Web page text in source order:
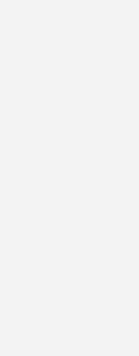
einwandfreier Lüftung